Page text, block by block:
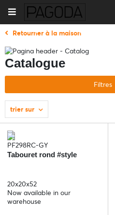
Retourner à la maison
Catalogue
Filtres
trier sur
PF298RC-GY
Tabouret rond #style
20x20x52
Now available in our
warehouse